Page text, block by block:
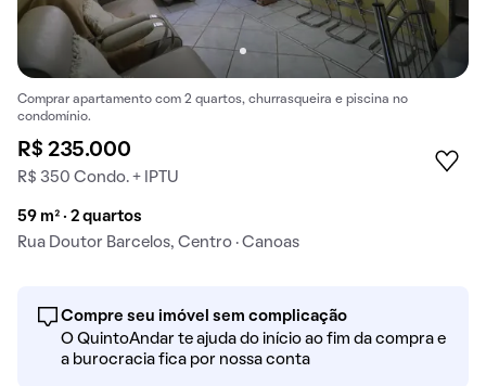
Comprar apartamento com 2 quartos, churrasqueira e piscina no
condomínio.
R$ 235.000
R$ 350 Condo. + IPTU
59 m² · 2 quartos
Rua Doutor Barcelos, Centro · Canoas
Compre seu imóvel sem complicação
O QuintoAndar te ajuda do início ao fim da compra e
a burocracia fica por nossa conta